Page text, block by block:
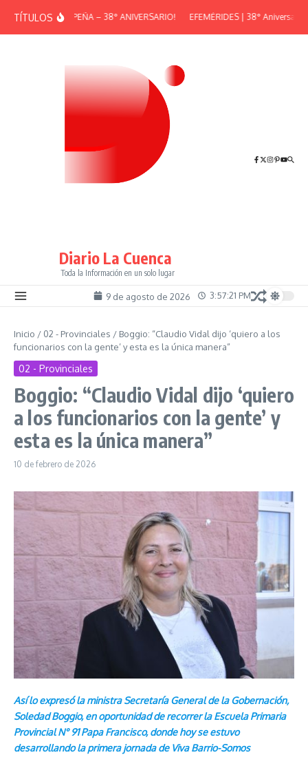
TÍTULOS¡GRAN PEÑA – 38° ANIVERSARIO! EFEMÉRIDES | 38°
Diario La Cuenca
Toda la Información en un solo lugar
9 de agosto de 2026 3:57:21 PM
Inicio / 02 - Provinciales / Boggio: “Claudio Vidal dijo ‘quiero a los
funcionarios con la gente’ y esta es la única manera”
02 - Provinciales
Boggio: “Claudio Vidal dijo ‘quiero
a los funcionarios con la gente’ y
esta es la única manera”
10 de febrero de 2026
Así lo expresó la ministra Secretaría General de la Gobernación,
Soledad Boggio, en oportunidad de recorrer la Escuela Primaria
Provincial N° 91 Papa Francisco, donde hoy se estuvo
desarrollando la primera jornada de Viva Barrio-Somos